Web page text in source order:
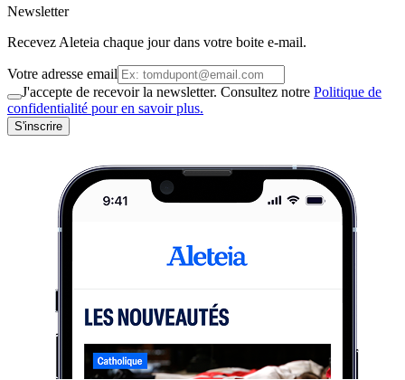
Newsletter
Recevez Aleteia chaque jour dans votre boite e-mail.
Votre adresse email
J'accepte de recevoir la newsletter. Consultez notre Politique de
confidentialité pour en savoir plus.
S'inscrire